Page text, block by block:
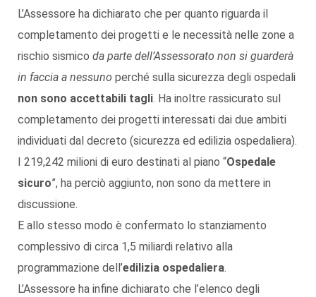
L’Assessore ha dichiarato che per quanto riguarda il
completamento dei progetti e le necessità nelle zone a
rischio sismico da parte dell’Assessorato non si guarderà
in faccia a nessuno perché sulla sicurezza degli ospedali
non sono accettabili tagli. Ha inoltre rassicurato sul
completamento dei progetti interessati dai due ambiti
individuati dal decreto (sicurezza ed edilizia ospedaliera).
I 219,242 milioni di euro destinati al piano “Ospedale
sicuro”, ha perciò aggiunto, non sono da mettere in
discussione.
E allo stesso modo è confermato lo stanziamento
complessivo di circa 1,5 miliardi relativo alla
programmazione dell’edilizia ospedaliera.
L’Assessore ha infine dichiarato che l’elenco degli